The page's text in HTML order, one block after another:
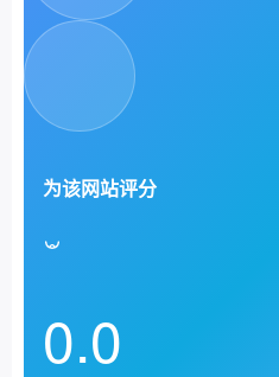
为该网站评分
0.0